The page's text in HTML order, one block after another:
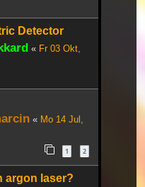
Detector
« Fr 03 Okt,
« Mo 14 Jul,
1 2
argon laser?